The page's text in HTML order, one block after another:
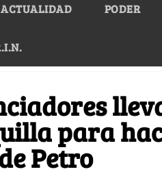
ACTUALIDAD PODER
para
Petro